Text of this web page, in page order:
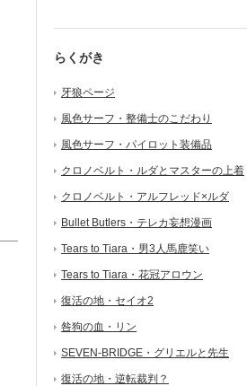
らくがき
牙狼ページ
風色サーフ・整備士のこだわり
風色サーフ・パイロット装備品
クロノベルト・ルダとマスターの上着
クロノベルト・アルフレッド×ルダ
Bullet Butlers・テレカ妄想漫画
Tears to Tiara・男3人馬鹿笑い
Tears to Tiara・花冠アロウン
復活の地・セイオ2
咎狗の血・リン
SEVEN-BRIDGE・グリエルと先生
復活の地・逆転裁判？